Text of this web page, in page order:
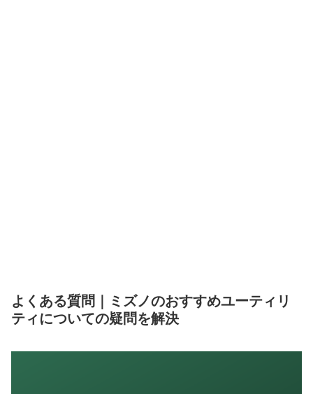
よくある質問｜ミズノのおすすめユーティリ
ティについての疑問を解決